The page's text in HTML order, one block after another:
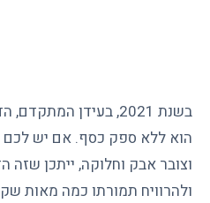
בשנת 2021, בעידן
הוא ללא ספק כסף. אם יש לכם
וצובר אבק וחלוקה, ייתכן שזה
ולהרוויח תמורתו כמה מאות